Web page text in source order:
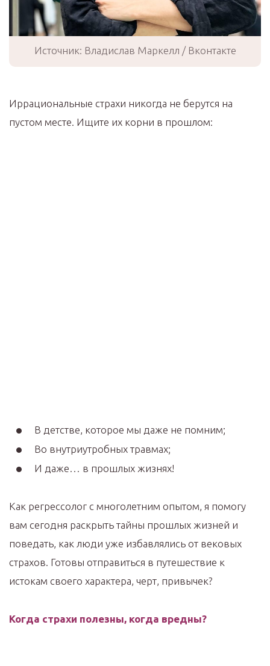
Источник: Владислав Маркелл / Вконтакте
Иррациональные страхи никогда не берутся на
пустом месте. Ищите их корни в прошлом:
В детстве, которое мы даже не помним;
Во внутриутробных травмах;
И даже… в прошлых жизнях!
Как регрессолог с многолетним опытом, я помогу
вам сегодня раскрыть тайны прошлых жизней и
поведать, как люди уже избавлялись от вековых
страхов. Готовы отправиться в путешествие к
истокам своего характера, черт, привычек?
Когда страхи полезны, когда вредны?